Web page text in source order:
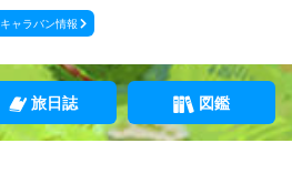
キャラバン情報
旅日誌 図鑑